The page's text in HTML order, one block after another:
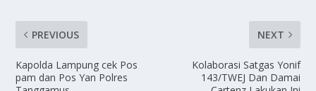
PREVIOUS
Kapolda Lampung cek Pos
pam dan Pos Yan Polres
NEXT
Kolaborasi Satgas Yonif
143/TWEJ Dan Damai